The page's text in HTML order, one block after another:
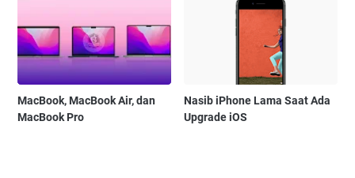
MacBook, MacBook Air, dan
MacBook Pro
Nasib iPhone Lama Saat Ada
Upgrade iOS